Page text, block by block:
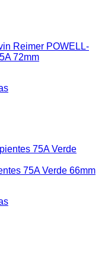
POWELL-
72mm
75A Verde 66mm